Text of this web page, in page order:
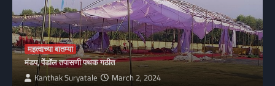
महत्वाच्या बातम्या
मंडप, पेंडॉल तपासणी पथक गठीत
Kanthak Suryatale March 2, 2024